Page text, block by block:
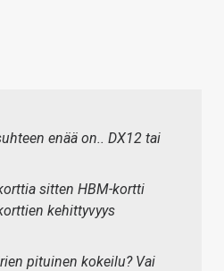
enää on.. DX12 tai
sitten HBM-kortti
kehittyvyys
pituinen kokeilu? Vai